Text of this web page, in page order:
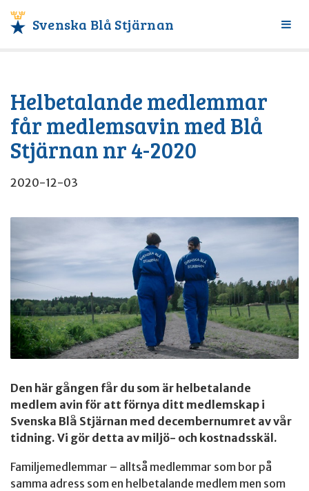
Svenska Blå Stjärnan
Växla
Helbetalande medlemmar
får medlemsavin med Blå
Stjärnan nr 4-2020
2020-12-03
Den här gången får du som är helbetalande
medlem avin för att förnya ditt medlemskap i
Svenska Blå Stjärnan med decembernumret av vår
tidning. Vi gör detta av miljö- och kostnadsskäl.
Familjemedlemmar – alltså medlemmar som bor på
samma adress som en helbetalande medlem men som